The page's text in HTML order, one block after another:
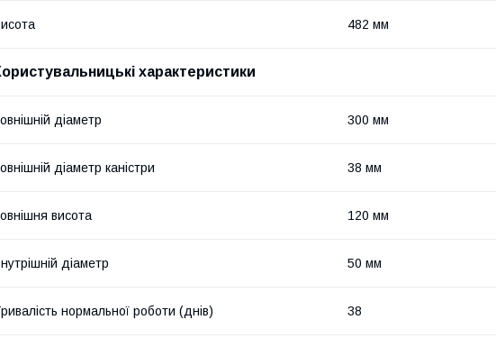
482 мм
характеристики
діаметр 300 мм
діаметр каністри 38 мм
висота 120 мм
діаметр 50 мм
нормальної роботи (днів) 38